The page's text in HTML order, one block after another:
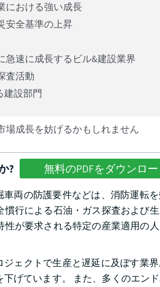
における強い成長
安全基準の上昇
急速に成長するビル&建設業界
査活動
建設部門
場成長を妨げるかもしれません
? 無料のPDFをダウンロー
両の防護要件などは、消防運転
行による石油・ガス探査および
が要求される特定の産業適用の
ェクトで生産と遅延に及ぼす業
げています。 また、多くのエン